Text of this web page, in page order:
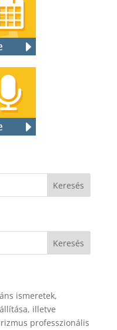
ismeretek,
illetve
professzionális